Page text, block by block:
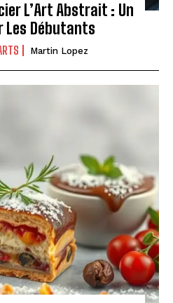
L’Art Abstrait : Un
Les Débutants
Martin Lopez